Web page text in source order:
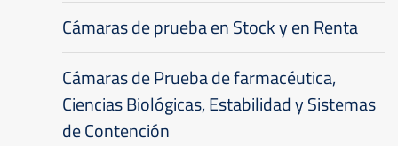
Cámaras de prueba en Stock y en Renta
Cámaras de Prueba de farmacéutica,
Ciencias Biológicas, Estabilidad y Sistemas
de Contención